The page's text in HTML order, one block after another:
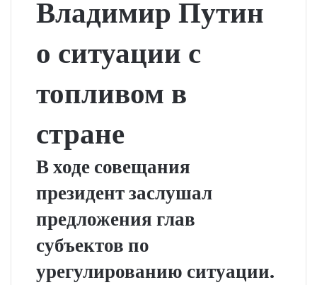
Владимир Путин
о ситуации с
топливом в
стране
В ходе совещания
президент заслушал
предложения глав
субъектов по
урегулированию ситуации.